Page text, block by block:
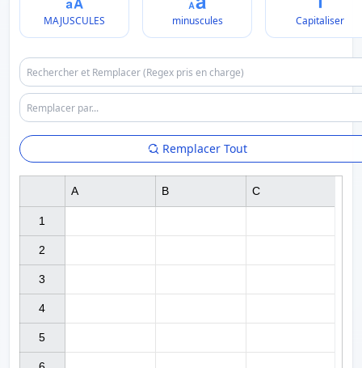
MAJUSCULES minuscules Capitaliser
Remplacer Tout
1
2
3
4
5
A B C